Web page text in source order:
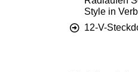
Style in
12-V-